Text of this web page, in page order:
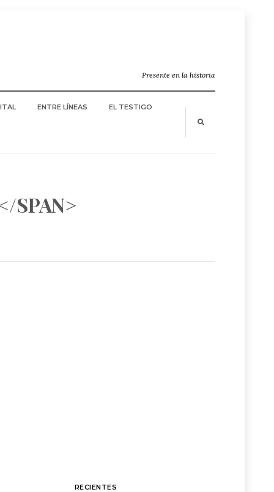
Presente en la historia
ENTRE LÍNEAS EL TESTIGO
SPAN>
RECIENTES